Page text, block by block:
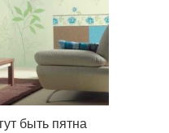
быть пятна